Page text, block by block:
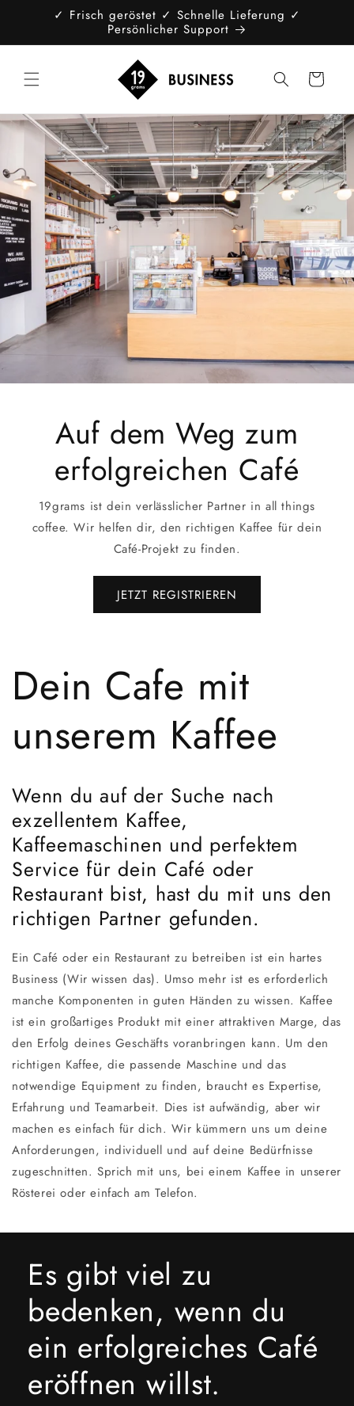
✓ Frisch geröstet ✓ Schnelle Lieferung ✓
Persönlicher Support
Warenkorb
Auf dem Weg zum
erfolgreichen Café
19grams ist dein verlässlicher Partner in all things
coffee. Wir helfen dir, den richtigen Kaffee für dein
Café-Projekt zu finden.
JETZT REGISTRIEREN
Dein Cafe mit
unserem Kaffee
Wenn du auf der Suche nach
exzellentem Kaffee,
Kaffeemaschinen und perfektem
Service für dein Café oder
Restaurant bist, hast du mit uns den
richtigen Partner gefunden.
Ein Café oder ein Restaurant zu betreiben ist ein hartes
Business (Wir wissen das). Umso mehr ist es erforderlich
manche Komponenten in guten Händen zu wissen. Kaffee
ist ein großartiges Produkt mit einer attraktiven Marge, das
den Erfolg deines Geschäfts voranbringen kann. Um den
richtigen Kaffee, die passende Maschine und das
notwendige Equipment zu finden, braucht es Expertise,
Erfahrung und Teamarbeit. Dies ist aufwändig, aber wir
machen es einfach für dich. Wir kümmern uns um deine
Anforderungen, individuell und auf deine Bedürfnisse
zugeschnitten. Sprich mit uns, bei einem Kaffee in unserer
Rösterei oder einfach am Telefon.
Es gibt viel zu
bedenken, wenn du
ein erfolgreiches Café
eröffnen willst.